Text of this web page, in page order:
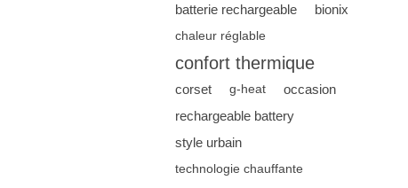
batterie rechargeable bionix
chaleur réglable
confort thermique
corset g-heat
occasion
rechargeable battery
style urbain
technologie chauffante